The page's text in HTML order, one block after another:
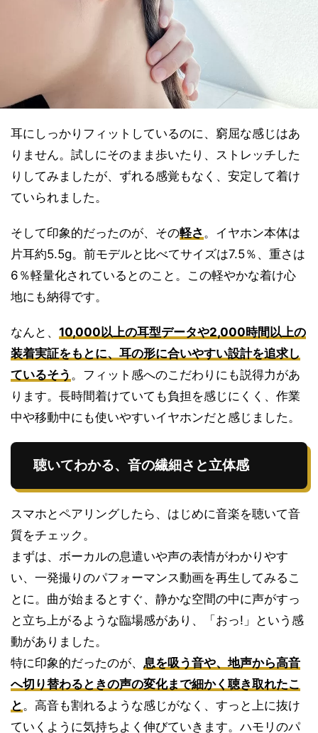
耳にしっかりフィットしているのに、窮屈な感じはあ
りません。試しにそのまま歩いたり、ストレッチした
りしてみましたが、ずれる感覚もなく、安定して着け
ていられました。
そして印象的だったのが、その軽さ 。イヤホン本体は
片耳約5.5g。前モデルと比べてサイズは7.5％、重さは
6％軽量化されているとのこと。この軽やかな着け心
地にも納得です。
なんと、 10,000以上の耳型データや2,000時間以上の
装着実証をもとに、耳の形に合いやすい設計を追求し
ているそう 。フィット感へのこだわりにも説得力があ
ります。長時間着けていても負担を感じにくく、作業
中や移動中にも使いやすいイヤホンだと感じました。
聴いてわかる、音の繊細さと立体感
スマホとペアリングしたら、はじめに音楽を聴いて音
質をチェック。
まずは、ボーカルの息遣いや声の表情がわかりやす
い、一発撮りのパフォーマンス動画を再生してみるこ
とに。曲が始まるとすぐ、静かな空間の中に声がすっ
と立ち上がるような臨場感があり、「おっ!」という感
動がありました。
特に印象的だったのが、 息を吸う音や、地声から高音
へ切り替わるときの声の変化まで細かく聴き取れたこ
と 。高音も割れるような感じがなく、すっと上に抜け
ていくように気持ちよく伸びていきます。ハモリのパ